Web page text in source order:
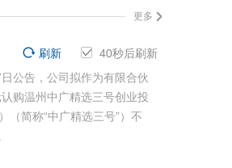
更多
40秒后刷新
刷新
公告，公司拟作为有限合伙
购温州中广精选三号创业投
（简称“中广精选三号”）不